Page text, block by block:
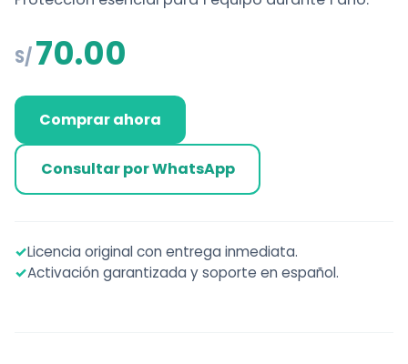
S/ 70.00
Comprar ahora
Consultar por WhatsApp
✓Licencia original con entrega inmediata.
✓Activación garantizada y soporte en español.